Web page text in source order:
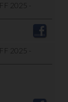
2025 -
2025 -